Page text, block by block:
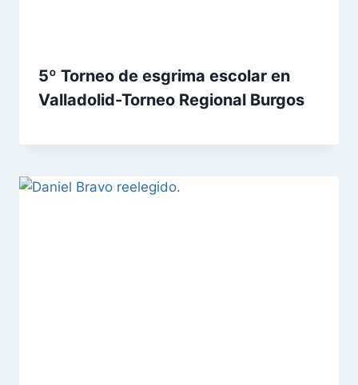
5º Torneo de esgrima escolar en
Valladolid-Torneo Regional Burgos